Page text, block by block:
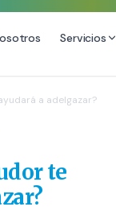
Servicios
Gráfico Profesional
a adelgazar?
te